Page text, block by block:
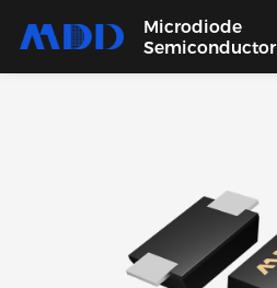
Microdiode
Semiconductor